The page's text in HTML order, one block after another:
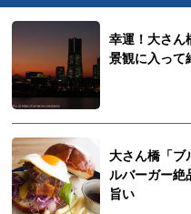
幸運！大さん
景観に入って
大さん橋「ブ
ルバーガー絶
旨い